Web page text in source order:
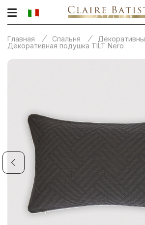
Главная Спальня
Декоративная подушка TILT Nero